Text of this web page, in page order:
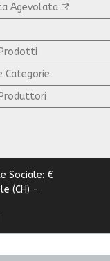
Agevolata
Categorie
Sociale: €
(CH) -